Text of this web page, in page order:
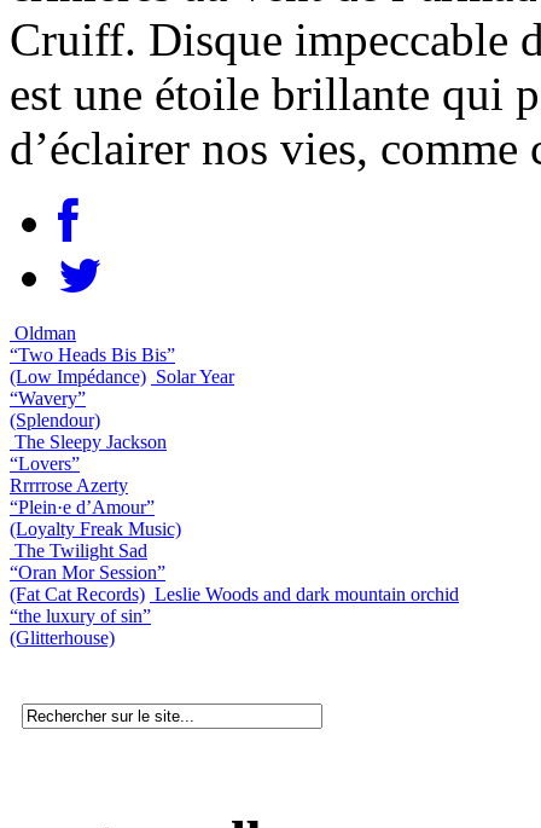
Cruiff. Disque impeccable
est une étoile brillante qui
d’éclairer nos vies,
Oldman
“Two Heads Bis Bis”
(Low Impédance) Solar Year
“Wavery”
(Splendour)
The Sleepy Jackson
“Lovers”
Rrrrrose Azerty
“Plein·e d’Amour”
(Loyalty Freak Music)
The Twilight Sad
“Oran Mor Session”
(Fat Cat Records) Leslie Woods and dark mountain orchid
“the luxury of sin”
(Glitterhouse)